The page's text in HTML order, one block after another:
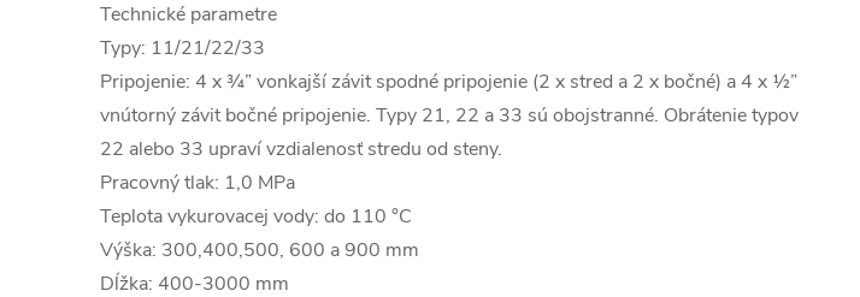
Technické parametre
Typy: 11/21/22/33
Pripojenie: 4 x ¾” vonkajší závit spodné pripojenie (2 x stred a 2 x bočné) a 4 x ½”
vnútorný závit bočné pripojenie. Typy 21, 22 a 33 sú obojstranné. Obrátenie typov
22 alebo 33 upraví vzdialenosť stredu od steny.
Pracovný tlak: 1,0 MPa
Teplota vykurovacej vody: do 110 °C
Výška: 300,400,500, 600 a 900 mm
Dĺžka: 400-3000 mm